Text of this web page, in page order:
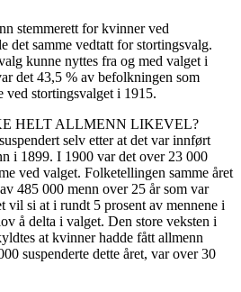
stemmerett for kvinner ved
det samme vedtatt for stortingsvalg.
kunne nyttes fra og med valget i
det 43,5 % av befolkningen som
ved stortingsvalget i 1915.
HELT ALLMENN LIKEVEL?
selv etter at det var innført
i 1899. I 1900 var det over 23 000
ved valget. Folketellingen samme året
485 000 menn over 25 år som var
vil si at i rundt 5 prosent av mennene i
å delta i valget. Den store veksten i
at kvinner hadde fått allmenn
suspenderte dette året, var over 30